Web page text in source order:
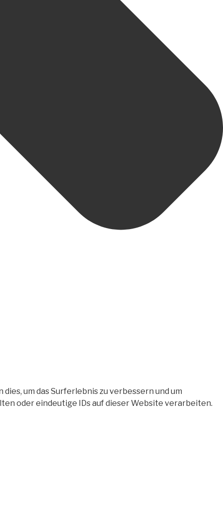
um das Surferlebnis zu verbessern und um
oder eindeutige IDs auf dieser Website verarbeiten.